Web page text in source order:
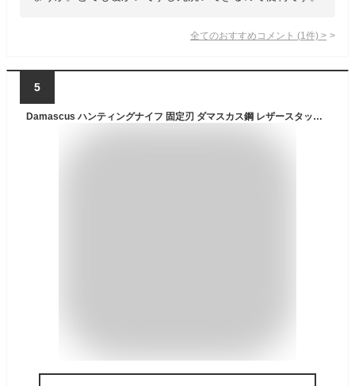
全てのおすすめコメント (1 件) >
5
Damascus ハンティングナイフ 固定刃 ダマスカス鋼 レザースタックハンドル 革製シース付 DM-1066 フィクスドブレード レザーワッシャー スタックドレザー シースナイフ ハンターナイフ ハンティング用ナイフ 狩猟ナイフ 狩猟用ナイフ ジビエナイフ アウトドア